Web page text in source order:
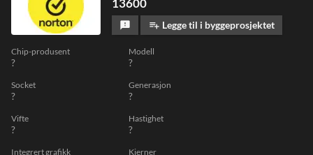
13600
feedback playlist_add Legge til i byggeprosjektet
Chip-produsent
?
Modell
?
Socket
?
Generasjon
?
Vifte
?
Hastighet
?
Integrert grafikk Kjerner